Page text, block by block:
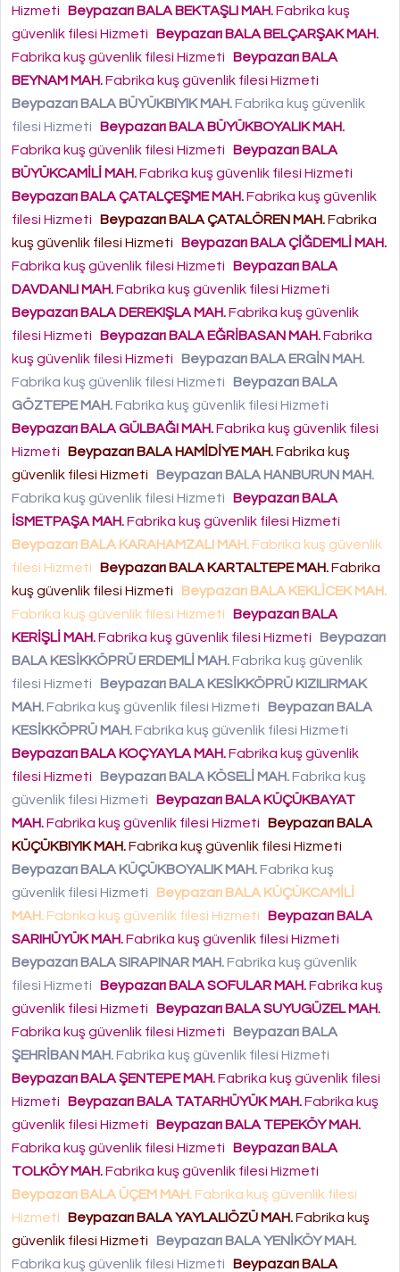
Hizmeti
Beypazarı BALA BEKTAŞLI MAH.Fabrika kuş
güvenlik filesi Hizmeti
Beypazarı BALA BELÇARŞAK MAH.
Fabrika kuş güvenlik filesi Hizmeti
Beypazarı BALA
BEYNAM MAH.Fabrika kuş güvenlik filesi Hizmeti
Beypazarı BALA BÜYÜKBIYIK MAH.Fabrika kuş güvenlik
filesi Hizmeti
Beypazarı BALA BÜYÜKBOYALIK MAH.
Fabrika kuş güvenlik filesi Hizmeti
Beypazarı BALA
BÜYÜKCAMİLİ MAH.Fabrika kuş güvenlik filesi Hizmeti
Beypazarı BALA ÇATALÇEŞME MAH.Fabrika kuş güvenlik
filesi Hizmeti
Beypazarı BALA ÇATALÖREN MAH.Fabrika
kuş güvenlik filesi Hizmeti
Beypazarı BALA ÇİĞDEMLİ MAH.
Fabrika kuş güvenlik filesi Hizmeti
Beypazarı BALA
DAVDANLI MAH.Fabrika kuş güvenlik filesi Hizmeti
Beypazarı BALA DEREKIŞLA MAH.Fabrika kuş güvenlik
filesi Hizmeti
Beypazarı BALA EĞRİBASAN MAH.Fabrika
kuş güvenlik filesi Hizmeti
Beypazarı BALA ERGİN MAH.
Fabrika kuş güvenlik filesi Hizmeti
Beypazarı BALA
GÖZTEPE MAH.Fabrika kuş güvenlik filesi Hizmeti
Beypazarı BALA GÜLBAĞI MAH.Fabrika kuş güvenlik filesi
Hizmeti
Beypazarı BALA HAMİDİYE MAH.Fabrika kuş
güvenlik filesi Hizmeti
Beypazarı BALA HANBURUN MAH.
Fabrika kuş güvenlik filesi Hizmeti
Beypazarı BALA
İSMETPAŞA MAH.Fabrika kuş güvenlik filesi Hizmeti
Beypazarı BALA KARAHAMZALI MAH. Fabrika kuş güvenlik
filesi Hizmeti
Beypazarı BALA KARTALTEPE MAH.Fabrika
kuş güvenlik filesi Hizmeti
Beypazarı BALA KEKLİCEK MAH.
Fabrika kuş güvenlik filesi Hizmeti
Beypazarı BALA
KERİŞLİ MAH.Fabrika kuş güvenlik filesi Hizmeti
Beypazarı
BALA KESİKKÖPRÜ ERDEMLİ MAH.Fabrika kuş güvenlik
filesi Hizmeti
Beypazarı BALA KESİKKÖPRÜ KIZILIRMAK
MAH.Fabrika kuş güvenlik filesi Hizmeti
Beypazarı BALA
KESİKKÖPRÜ MAH.Fabrika kuş güvenlik filesi Hizmeti
Beypazarı BALA KOÇYAYLA MAH.Fabrika kuş güvenlik
filesi Hizmeti
Beypazarı BALA KÖSELİ MAH.Fabrika kuş
güvenlik filesi Hizmeti
Beypazarı BALA KÜÇÜKBAYAT
MAH.Fabrika kuş güvenlik filesi Hizmeti
Beypazarı BALA
KÜÇÜKBIYIK MAH.Fabrika kuş güvenlik filesi Hizmeti
Beypazarı BALA KÜÇÜKBOYALIK MAH.Fabrika kuş
güvenlik filesi Hizmeti
Beypazarı BALA KÜÇÜKCAMİLİ
MAH. Fabrika kuş güvenlik filesi Hizmeti
Beypazarı BALA
SARIHÜYÜK MAH.Fabrika kuş güvenlik filesi Hizmeti
Beypazarı BALA SIRAPINAR MAH.Fabrika kuş güvenlik
filesi Hizmeti
Beypazarı BALA SOFULAR MAH.Fabrika kuş
güvenlik filesi Hizmeti
Beypazarı BALA SUYUGÜZEL MAH.
Fabrika kuş güvenlik filesi Hizmeti
Beypazarı BALA
ŞEHRİBAN MAH.Fabrika kuş güvenlik filesi Hizmeti
Beypazarı BALA ŞENTEPE MAH.Fabrika kuş güvenlik filesi
Hizmeti
Beypazarı BALA TATARHÜYÜK MAH.Fabrika kuş
güvenlik filesi Hizmeti
Beypazarı BALA TEPEKÖY MAH.
Fabrika kuş güvenlik filesi Hizmeti
Beypazarı BALA
TOLKÖY MAH.Fabrika kuş güvenlik filesi Hizmeti
Beypazarı BALA ÜÇEM MAH. Fabrika kuş güvenlik filesi
Hizmeti
Beypazarı BALA YAYLALIÖZÜ MAH.Fabrika kuş
güvenlik filesi Hizmeti
Beypazarı BALA YENİKÖY MAH.
Fabrika kuş güvenlik filesi Hizmeti
Beypazarı BALA